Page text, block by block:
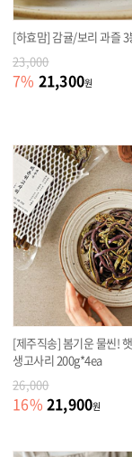
[하효맘] 감귤/보리 과즐 3
23,000
7% 21,300원
[제주직송] 봄기운 물씬!
생고사리 200g*4ea
26,000
16% 21,900원